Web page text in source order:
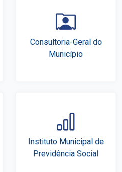
Consultoria-Geral do
Município
Instituto Municipal de
Previdência Social